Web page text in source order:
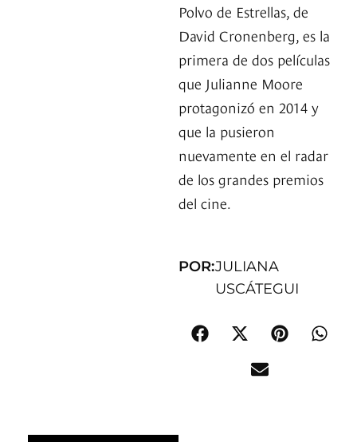
Polvo de Estrellas, de
David Cronenberg, es la
primera de dos películas
que Julianne Moore
protagonizó en 2014 y
que la pusieron
nuevamente en el radar
de los grandes premios
del cine.
POR:JULIANA
USCÁTEGUI